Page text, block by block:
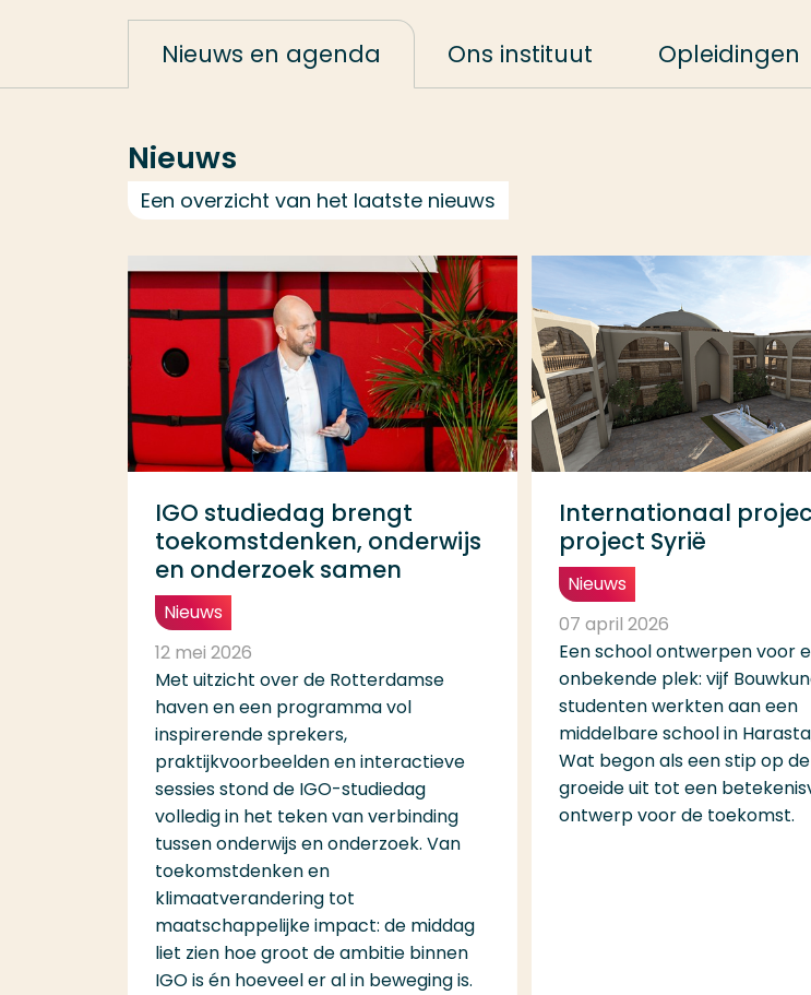
Nieuws en agenda Ons instituut Opleidingen
Nieuws
Een overzicht van het laatste nieuws
IGO studiedag brengt
toekomstdenken, onderwijs
en onderzoek samen
Nieuws
12 mei 2026
Met uitzicht over de Rotterdamse
haven en een programma vol
inspirerende sprekers,
praktijkvoorbeelden en interactieve
sessies stond de IGO-studiedag
volledig in het teken van verbinding
tussen onderwijs en onderzoek. Van
toekomstdenken en
klimaatverandering tot
maatschappelijke impact: de middag
liet zien hoe groot de ambitie binnen
IGO is én hoeveel er al in beweging is.
Internationaal
project Syrië
Nieuws
07 april 2026
Een school ontwerpen voor
onbekende plek: vijf
studenten werkten aan een
middelbare school in
Wat begon als een stip op
groeide uit tot een
ontwerp voor de toekomst.